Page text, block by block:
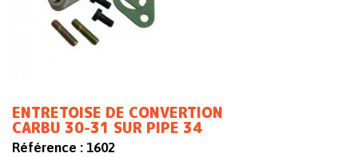
ENTRETOISE DE CONVERTION
CARBU 30-31 SUR PIPE 34
Référence : 1602